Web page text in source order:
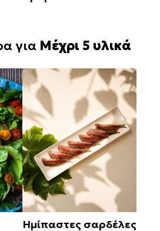
για Μέχρι 5 υλικά
Ημίπαστες σαρδέλες